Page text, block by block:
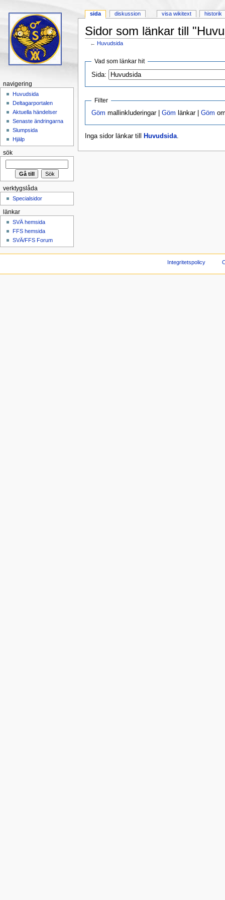
Sidor som länkar till
←Huvudsida
Vad som länkar hit
Sida:
Filter
Göm mallinkluderingar |Göm länkar |Göm
Inga sidor länkar till Huvudsida.
sida diskussion visa wikitext historik
navigering
Huvudsida
Deltagarportalen
Aktuella händelser
Senaste ändringarna
Slumpsida
Hjälp
sök
verktygslåda
Specialsidor
länkar
SVÄ hemsida
FFS hemsida
SVÄ/FFS Forum
Integritetspolicy